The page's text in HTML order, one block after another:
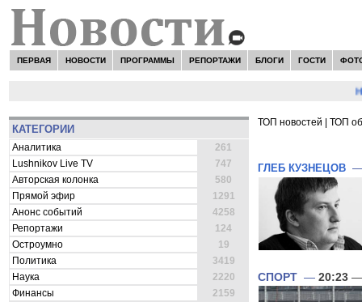
ПЕРВАЯ НОВОСТИ ПРОГРАММЫ РЕПОРТАЖИ БЛОГИ ГОСТИ
КАТЕГОРИИ
Аналитика
261
Lushnikov Live TV
747
Авторская колонка
580
Прямой эфир
1291
Анонс событий
4258
Репортажи
124
Остроумно
19
Политика
3419
Наука
2220
Финансы
2159
ТОП новостей ТОП
ГЛЕБ КУЗНЕЦОВ
СПОРТ — 20:23 —